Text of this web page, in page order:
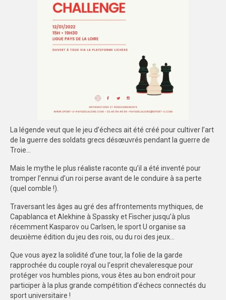
TOUS LES SPORTS CO
Championnat d’Angers
Championnat de Conférence
FEUILLES DE MATCH
ARBITRAGE
COMMUNICATION
EVENEMENTS
PALMARÈS
PHOTOTHÈQUE
année
VIDÉOTHÈQUE
La légende veut que le jeu d’échecs ait été créé pour cultiver l’art
de la guerre des soldats grecs désœuvrés pendant la guerre de
Troie…
Mais le mythe le plus réaliste raconte qu’il a été inventé pour
tromper l’ennui d’un roi perse avant de le conduire à sa perte
(quel comble !).
Traversant les âges au gré des affrontements mythiques, de
Capablanca et Alekhine à Spassky et Fischer jusqu’à plus
récemment Kasparov ou Carlsen, le sport U organise sa
deuxième édition du jeu des rois, ou du roi des jeux…
Que vous ayez la solidité d’une tour, la folie de la garde
rapprochée du couple royal ou l’esprit chevaleresque pour
protéger vos humbles pions, vous êtes au bon endroit pour
participer à la plus grande compétition d’échecs connectés du
sport universitaire !